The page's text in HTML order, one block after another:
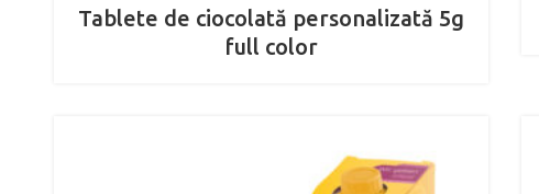
Tablete de ciocolată personalizată 5g
full color